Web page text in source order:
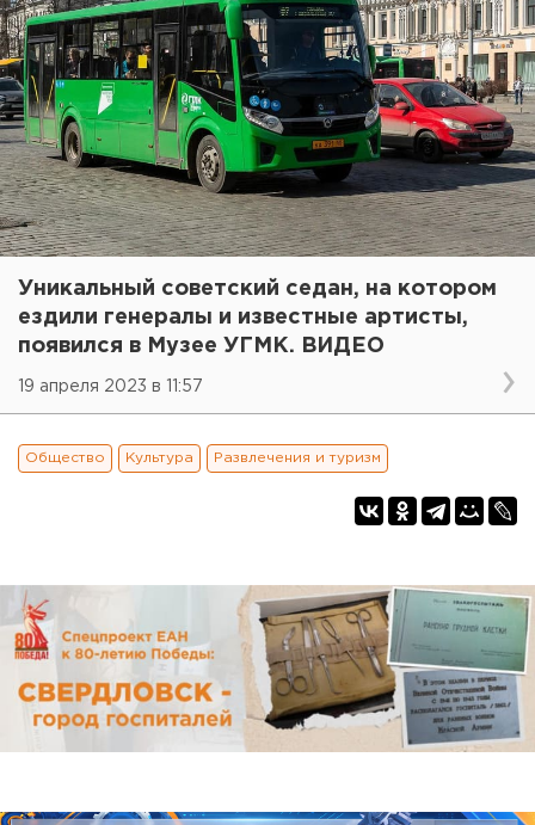
Уникальный советский седан, на котором
ездили генералы и известные артисты,
появился в Музее УГМК. ВИДЕО
19 апреля 2023 в 11:57
Общество Культура Развлечения и туризм